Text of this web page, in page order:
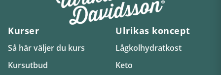
Kurser
Så här väljer du kurs
Kursutbud
Ulrikas koncept
Lågkolhydratkost
Keto